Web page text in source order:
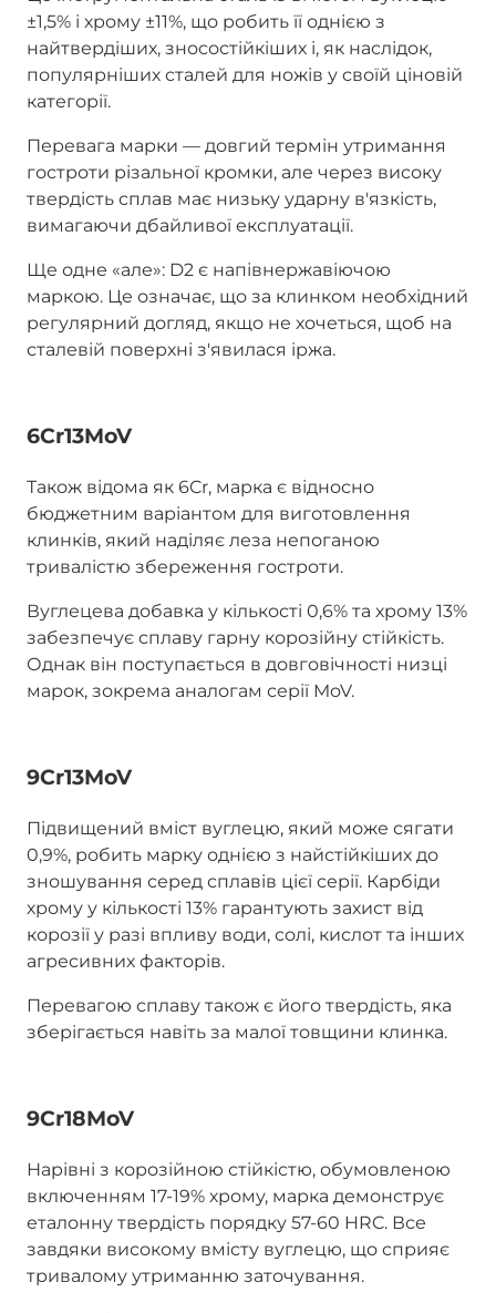
±1,5% і хрому ±11%, що робить її однією з
найтвердіших, зносостійкіших і, як наслідок,
популярніших сталей для ножів у своїй ціновій
категорії.
Перевага марки — довгий термін утримання
гостроти різальної кромки, але через високу
твердість сплав має низьку ударну в'язкість,
вимагаючи дбайливої експлуатації.
Ще одне «але»: D2 є напівнержавіючою
маркою. Це означає, що за клинком необхідний
регулярний догляд, якщо не хочеться, щоб на
сталевій поверхні з'явилася іржа.
6Cr13MoV
Також відома як 6Cr, марка є відносно
бюджетним варіантом для виготовлення
клинків, який наділяє леза непоганою
тривалістю збереження гостроти.
Вуглецева добавка у кількості 0,6% та хрому 13%
забезпечує сплаву гарну корозійну стійкість.
Однак він поступається в довговічності низці
марок, зокрема аналогам серії MoV.
9Cr13MoV
Підвищений вміст вуглецю, який може сягати
0,9%, робить марку однією з найстійкіших до
зношування серед сплавів цієї серії. Карбіди
хрому у кількості 13% гарантують захист від
корозії у разі впливу води, солі, кислот та інших
агресивних факторів.
Перевагою сплаву також є його твердість, яка
зберігається навіть за малої товщини клинка.
9Cr18MoV
Нарівні з корозійною стійкістю, обумовленою
включенням 17-19% хрому, марка демонструє
еталонну твердість порядку 57-60 HRC. Все
завдяки високому вмісту вуглецю, що сприяє
тривалому утриманню заточування.